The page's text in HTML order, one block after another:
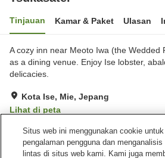
Tinjauan Kamar & Paket Ulasan
A cozy inn near Meoto Iwa (the Wedded
as a dining venue. Enjoy Ise lobster,
delicacies.
Kota Ise, Mie, Jepang
Lihat di peta
Hebat Ulasan:14
Situs web ini menggunakan cookie
pengalaman pengguna dan
lintas di situs web kami. Kami juga